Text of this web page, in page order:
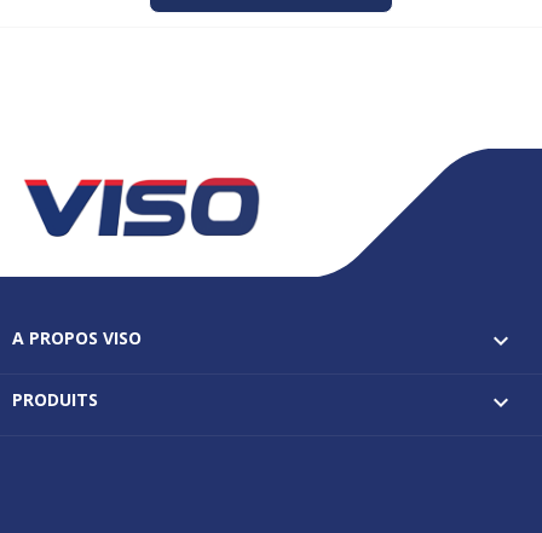
A PROPOS VISO 
PRODUITS 